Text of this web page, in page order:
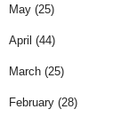
May (25)
April (44)
March (25)
February (28)